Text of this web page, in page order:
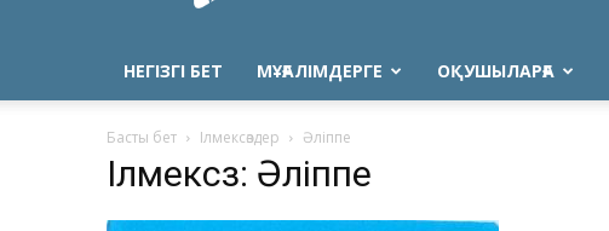
НЕГІЗГІ БЕТ МҰҒАЛІМДЕРГЕ ОҚУШЫЛАРҒА
Басты бет Ілмексөздер Әліппе
Ілмексөз: Әліппе